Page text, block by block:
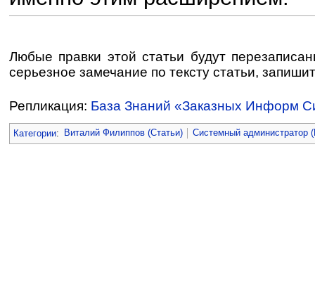
Любые правки этой статьи будут
серьезное замечание по тексту статьи,
Репликация: База Знаний «Заказных Информ
Категории: Виталий Филиппов (Статьи) Системный администратор